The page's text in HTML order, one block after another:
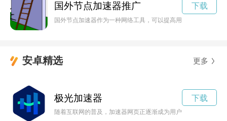
国外节点加速器推广
国外节点加速器作为一种网络工具，可以提高用户在国外访问
下载
安卓精选 更多
极光加速器
随着互联网的普及，加速器网页正逐渐成为用户浏览网页的新
下载